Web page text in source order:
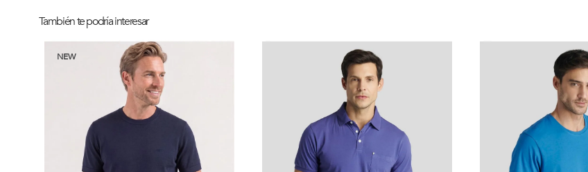
También te podría interesar
NEW